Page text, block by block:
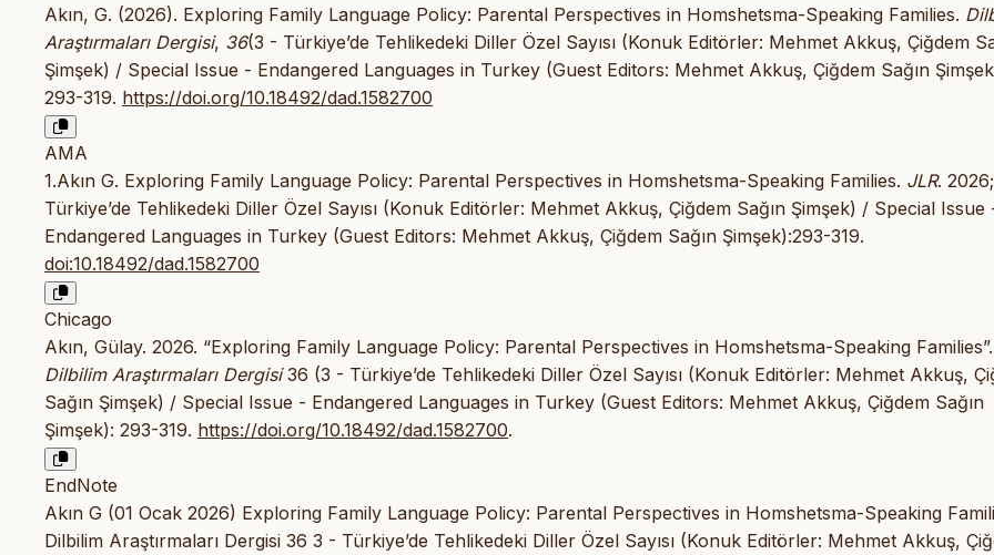
Akın, G. (2026). Exploring Family Language Policy: Parental Perspectives in Homshetsma-Speaking Families.
Araştırmaları Dergisi, 36(3 - Türkiye’de Tehlikedeki Diller Özel Sayısı (Konuk Editörler: Mehmet Akkuş, Çiğdem
Şimşek) / Special Issue - Endangered Languages in Turkey (Guest Editors: Mehmet Akkuş, Çiğdem Sağın
293-319. https://doi.org/10.18492/dad.1582700
AMA
1.Akın G. Exploring Family Language Policy: Parental Perspectives in Homshetsma-Speaking Families. JLR.
Türkiye’de Tehlikedeki Diller Özel Sayısı (Konuk Editörler: Mehmet Akkuş, Çiğdem Sağın Şimşek) / Special Issue
Endangered Languages in Turkey (Guest Editors: Mehmet Akkuş, Çiğdem Sağın Şimşek):293-319.
doi:10.18492/dad.1582700
Chicago
Akın, Gülay. 2026. “Exploring Family Language Policy: Parental Perspectives in Homshetsma-Speaking Families”.
Dilbilim Araştırmaları Dergisi36 (3 - Türkiye’de Tehlikedeki Diller Özel Sayısı (Konuk Editörler: Mehmet Akkuş,
Sağın Şimşek) / Special Issue - Endangered Languages in Turkey (Guest Editors: Mehmet Akkuş, Çiğdem Sağın
Şimşek): 293-319. https://doi.org/10.18492/dad.1582700.
EndNote
Akın G (01 Ocak 2026) Exploring Family Language Policy: Parental Perspectives in Homshetsma-Speaking
Dilbilim Araştırmaları Dergisi 36 3 - Türkiye’de Tehlikedeki Diller Özel Sayısı (Konuk Editörler: Mehmet Akkuş,